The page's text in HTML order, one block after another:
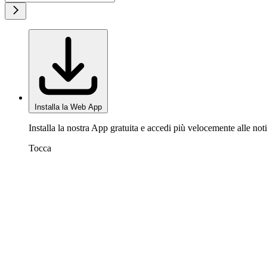
Installa la Web App
Installa la nostra App gratuita e accedi più velocemente alle
Tocca